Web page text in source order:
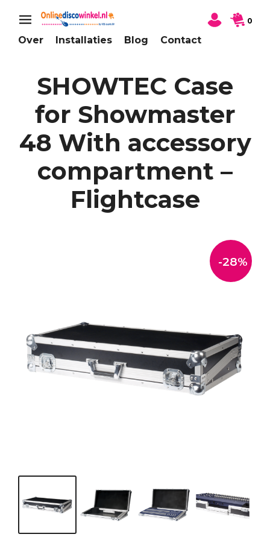
Over Installaties Blog Contact
0
SHOWTEC Case
for Showmaster
48 With accessory
compartment –
Flightcase
-28%